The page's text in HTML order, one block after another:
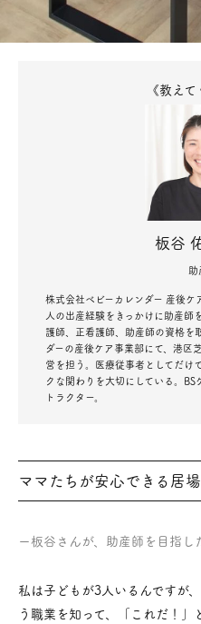
板谷
《教え
助
株式会社ベビーカレンダー 産後
人の出産経験をきっかけに助産師
護師、正看護師、助産師の資格を
ダーの産後ケア事業部にて、港区
営を担う。医療従事者としてだけ
クな関わりを大切にしている。
トラクター。
ママたちが安心できる居
ー板谷さんが、助産師を目指し
私は子どもが3人いるんですが
う職業を知って、「これだ！」